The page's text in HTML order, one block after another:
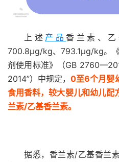
上述 产品 香兰素、
700.8μg/kg、793.1μg/kg。
剂使用标准》（GB
2014”）中规定，0至6个月婴
食用香料，较大婴儿和幼儿配
兰素/乙基香兰素。
据悉，香兰素/乙基香兰